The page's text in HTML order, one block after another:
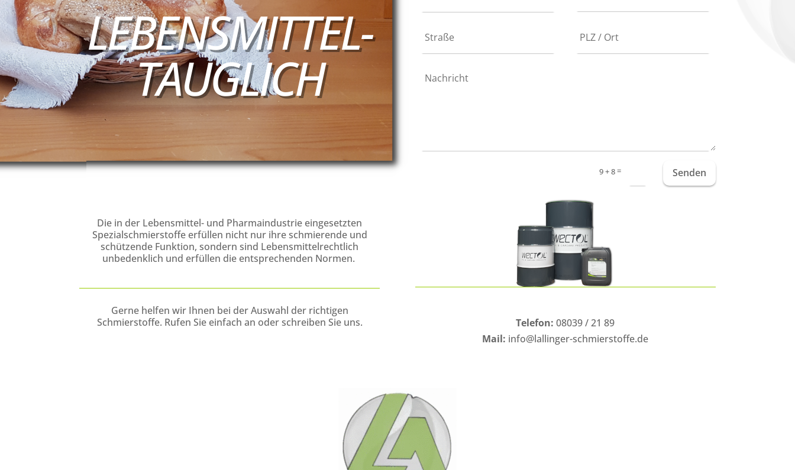
LEBENSMITTEL-
TAUGLICH
Die in der Lebensmittel- und Pharmaindustrie eingesetzten
Spezialschmierstoffe erfüllen nicht nur ihre schmierende und
schützende Funktion, sondern sind Lebensmittelrechtlich
unbedenklich und erfüllen die entsprechenden Normen.
9 + 8= Senden
Gerne helfen wir Ihnen bei der Auswahl der richtigen
Schmierstoffe. Rufen Sie einfach an oder schreiben Sie uns.
Telefon: 08039 / 21 89
Mail: info@lallinger-schmierstoffe.de